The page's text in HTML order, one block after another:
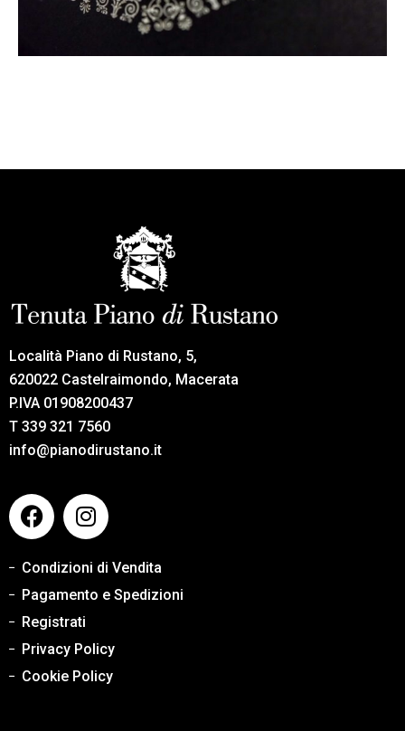
Località Piano di Rustano, 5,
620022 Castelraimondo, Macerata
P.IVA 01908200437
T 339 321 7560
info@pianodirustano.it
Condizioni di Vendita
Pagamento e Spedizioni
Registrati
Privacy Policy
Cookie Policy